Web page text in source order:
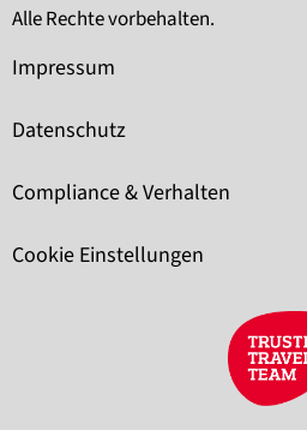
Alle Rechte vorbehalten.
Impressum
Datenschutz
Compliance & Verhalten
Cookie Einstellungen